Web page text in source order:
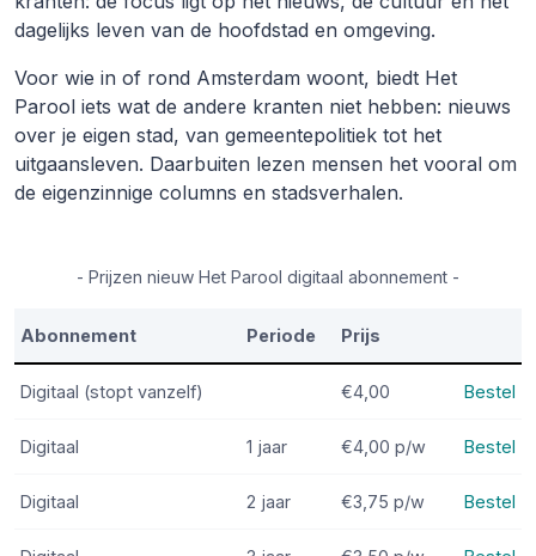
dagelijks leven van de hoofdstad en omgeving.
Voor wie in of rond Amsterdam woont, biedt Het
Parool iets wat de andere kranten niet hebben: nieuws
over je eigen stad, van gemeentepolitiek tot het
uitgaansleven. Daarbuiten lezen mensen het vooral om
de eigenzinnige columns en stadsverhalen.
- Prijzen nieuw Het Parool digitaal abonnement -
Abonnement Periode Prijs
Digitaal (stopt vanzelf) €4,00 Bestel
Digitaal 1 jaar €4,00 p/w Bestel
Digitaal 2 jaar €3,75 p/w Bestel